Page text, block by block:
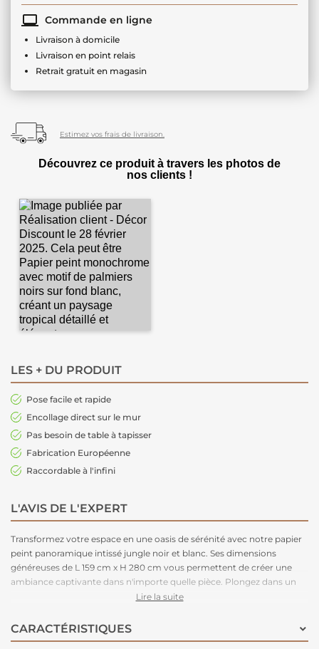
Commande en ligne
Livraison à domicile
Livraison en point relais
Retrait gratuit en magasin
Estimez vos frais de livraison.
Découvrez ce produit à travers les photos de
nos clients !
LES + DU PRODUIT
Pose facile et rapide
Encollage direct sur le mur
Pas besoin de table à tapisser
Fabrication Européenne
Raccordable à l'infini
L'AVIS DE L'EXPERT
Transformez votre espace en une oasis de sérénité avec notre papier
peint panoramique intissé jungle noir et blanc. Ses dimensions
généreuses de L 159 cm x H 280 cm vous permettent de créer une
ambiance captivante dans n'importe quelle pièce. Plongez dans un
monde de contrastes saisissants, où la nature s'épanouit dans des
Lire la suite
CARACTÉRISTIQUES